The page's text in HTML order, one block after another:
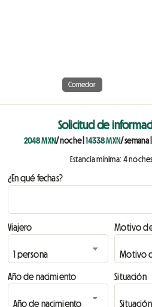
Comedor
Solicitud de
2048 MXN/ noche|14338 MXN/ semana
Estancia mínima: 4 noches
¿En qué fechas?
Viajero Motivo
Año de nacimiento Situación